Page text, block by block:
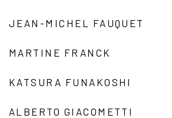
JEAN-MICHEL FAUQUET
MARTINE FRANCK
KATSURA FUNAKOSHI
ALBERTO GIACOMETTI